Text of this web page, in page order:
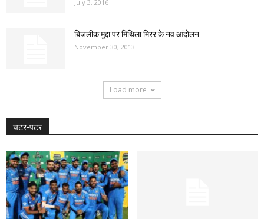
July 3, 2016
बिजलीक मुद्दा पर मिथिला मिरर के नव आंदोलन
November 30, 2013
Load more
चटर-पटर